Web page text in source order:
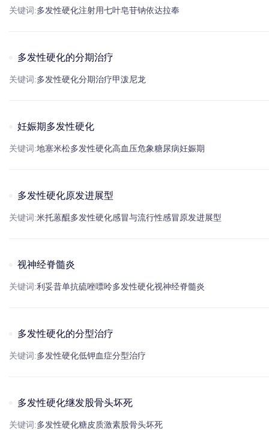
关键词:多发性硬化注射用七叶皂苷钠依达拉奉
多发性硬化的分期治疗
关键词:多发性硬化分期治疗甲泼尼龙
妊娠期多发性硬化
关键词:地塞米松多发性硬化高血压危象糖尿病妊娠期
多发性硬化原发进展型
关键词:米托蒽醌多发性硬化感冒与流行性感冒 原发进展型
视神经脊髓炎
关键词:利妥昔单抗硫唑嘌呤多发性硬化视神经脊髓炎
多发性硬化的分型治疗
关键词:多发性硬化低钾 血症分型治疗
多发性硬化继发股骨头坏死
关键词:多发性硬化糖皮质激素股骨头坏死